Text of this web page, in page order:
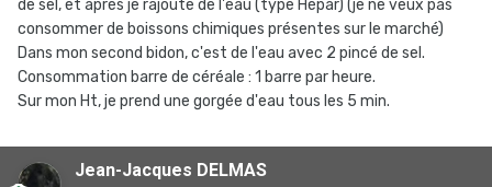
de sel, et après je rajoute de l'eau (type Hépar) (je ne veux pas
consommer de boissons chimiques présentes sur le marché)
Dans mon second bidon, c'est de l'eau avec 2 pincé de sel.
Consommation barre de céréale : 1 barre par heure.
Sur mon Ht, je prend une gorgée d'eau tous les 5 min.
Jean-Jacques DELMAS